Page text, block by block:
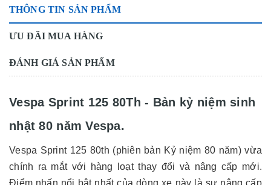
THÔNG TIN SẢN PHẨM
ƯU ĐÃI MUA HÀNG
ĐÁNH GIÁ SẢN PHẨM
Vespa Sprint 125 80Th - Bản kỷ niệm sinh
nhật 80 năm Vespa.
Vespa Sprint 125 80th (phiên bản Kỷ niệm 80 năm) vừa
chính ra mắt với hàng loạt thay đổi và nâng cấp mới.
Điểm nhấn nổi bật nhất của dòng xe này là sự nâng cấp